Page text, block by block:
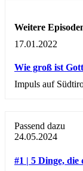
Weitere
17.01.2022
Wie groß ist
Impuls auf
Passend dazu
24.05.2024
#1 | 5 Dinge, die